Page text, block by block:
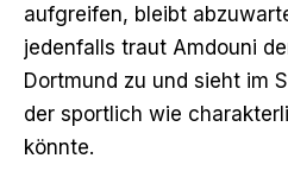
aufgreifen, bleibt
jedenfalls traut Amdouni
Dortmund zu und sieht im
der sportlich wie
könnte.